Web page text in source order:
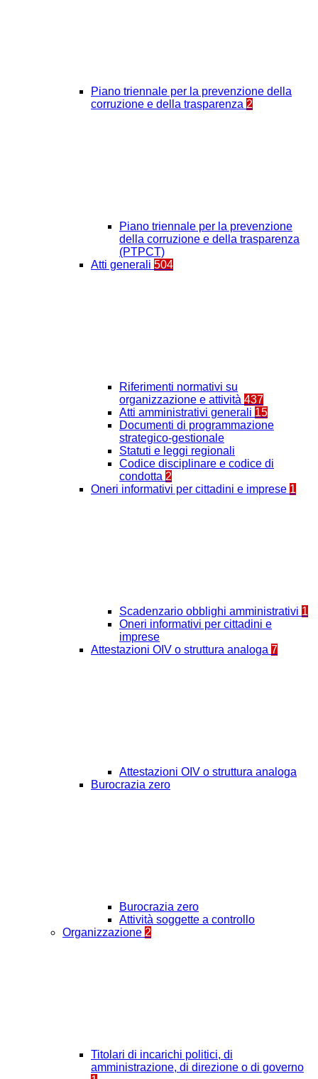
Piano triennale per la prevenzione della
corruzione e della trasparenza 2
Piano triennale per la prevenzione
della corruzione e della trasparenza
(PTPCT)
Atti generali 504
Riferimenti normativi su
organizzazione e attività 437
Atti amministrativi generali 15
Documenti di programmazione
strategico-gestionale
Statuti e leggi regionali
Codice disciplinare e codice di
condotta 2
Oneri informativi per cittadini e imprese 1
Scadenzario obblighi amministrativi 1
Oneri informativi per cittadini e
imprese
Attestazioni OIV o struttura analoga 7
Attestazioni OIV o struttura analoga
Burocrazia zero
Burocrazia zero
Attività soggette a controllo
Organizzazione 2
Titolari di incarichi politici, di
amministrazione, di direzione o di governo